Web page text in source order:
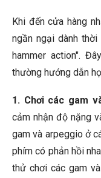
Khi đến cửa hàng
ngần ngại dành
hammer action".
thường hướng dẫn
1. Chơi các gam
cảm nhận độ nặng
gam và arpeggio ở
phím có phản hồi
thử chơi các gam